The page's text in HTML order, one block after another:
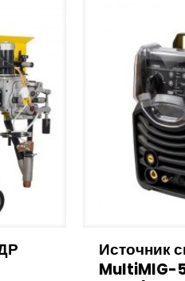
Источник
MultiMIG-